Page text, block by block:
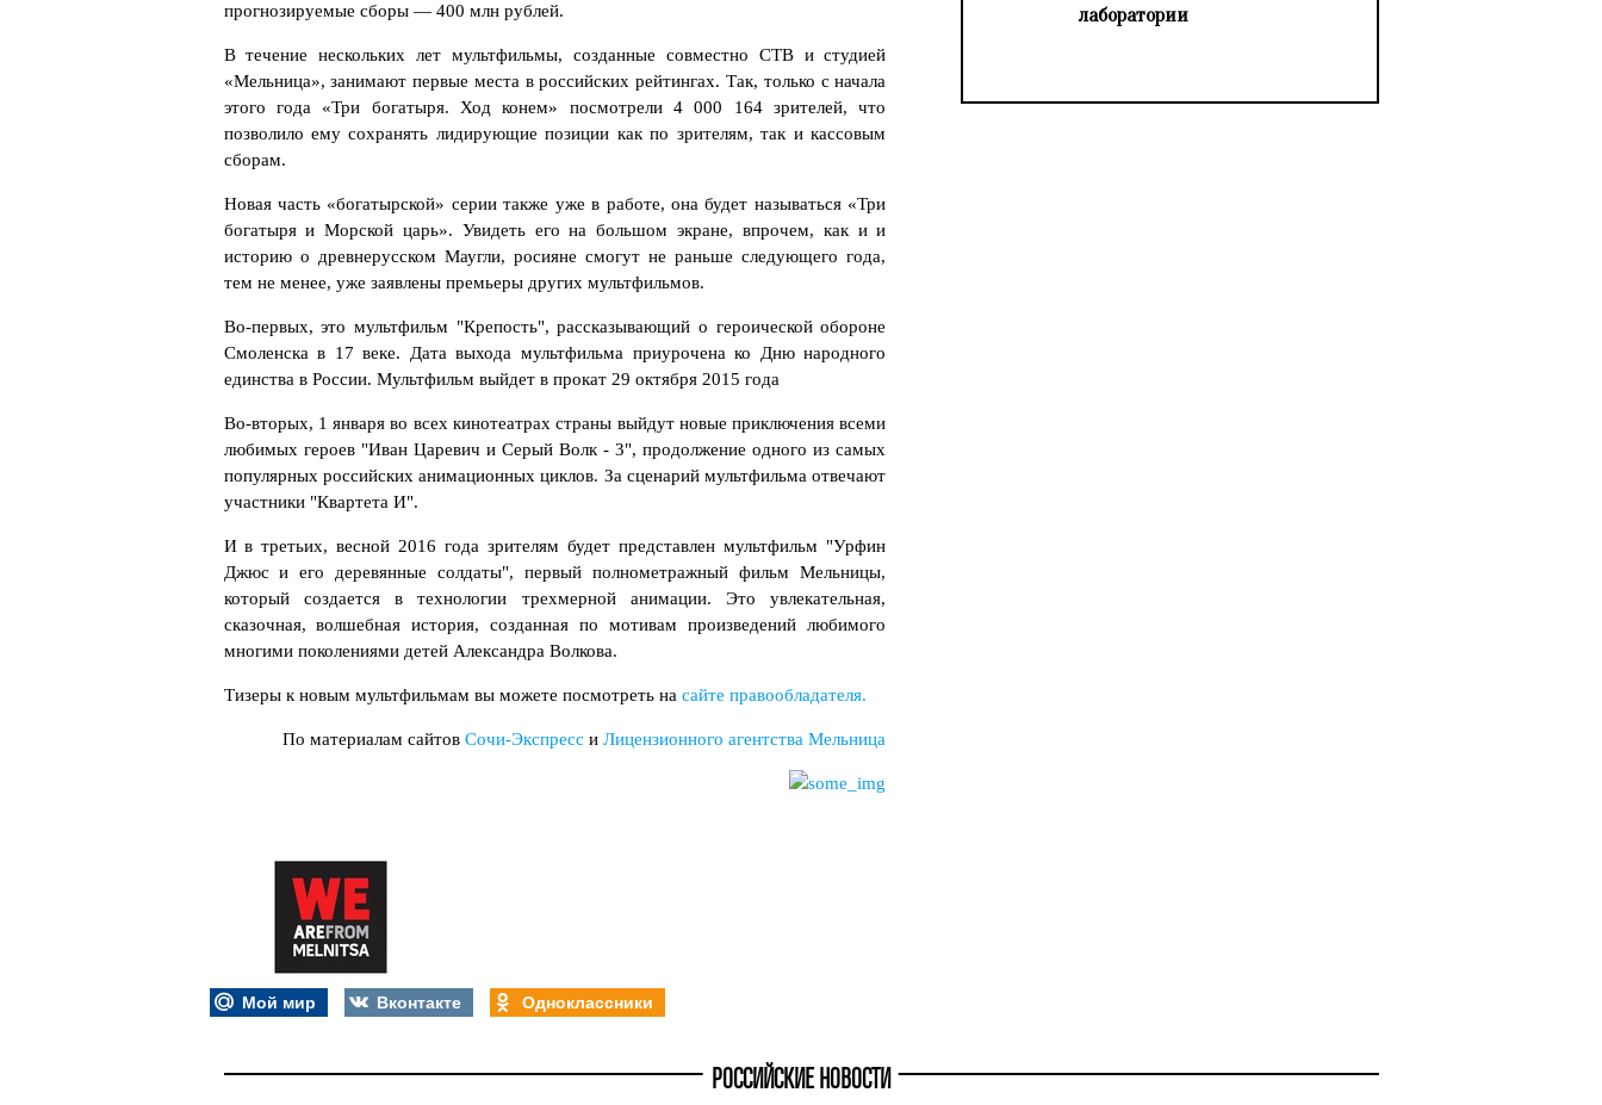
прогнозируемые сборы — 400 млн рублей.
В течение нескольких лет мультфильмы, созданные совместно СТВ и студией
«Мельница», занимают первые места в российских рейтингах. Так, только с начала
этого года «Три богатыря. Ход конем» посмотрели 4 000 164 зрителей, что
позволило ему сохранять лидирующие позиции как по зрителям, так и кассовым
сборам.
Новая часть «богатырской» серии также уже в работе, она будет называться «Три
богатыря и Морской царь». Увидеть его на большом экране, впрочем, как и и
историю о древнерусском Маугли, росияне смогут не раньше следующего года,
тем не менее, уже заявлены премьеры других мультфильмов.
Во-первых, это мультфильм "Крепость", рассказывающий о героической обороне
Смоленска в 17 веке. Дата выхода мультфильма приурочена ко Дню народного
единства в России. Мультфильм выйдет в прокат 29 октября 2015 года
Во-вторых, 1 января во всех кинотеатрах страны выйдут новые приключения всеми
любимых героев "Иван Царевич и Серый Волк - 3", продолжение одного из самых
популярных российских анимационных циклов. За сценарий мультфильма отвечают
участники "Квартета И".
И в третьих, весной 2016 года зрителям будет представлен мультфильм "Урфин
Джюс и его деревянные солдаты", первый полнометражный фильм Мельницы,
который создается в технологии трехмерной анимации. Это увлекательная,
сказочная, волшебная история, созданная по мотивам произведений любимого
многими поколениями детей Александра Волкова.
Тизеры к новым мультфильмам вы можете посмотреть на сайте правообладателя.
По материалам сайтовСочи-Экспресс иЛицензионного агентства Мельница
лаборатории
Мой мир Вконтакте Одноклассники
РОССИЙСКИЕ НОВОСТИ